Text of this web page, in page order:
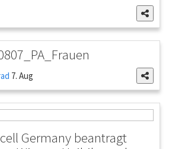
7. Aug
Germany beantragt